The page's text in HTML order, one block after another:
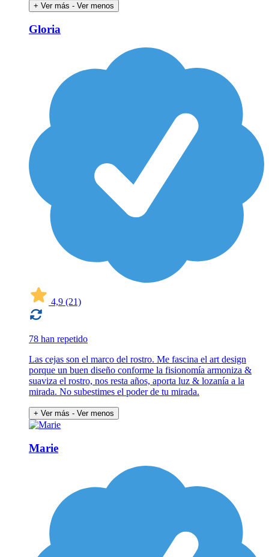
+ Ver más - Ver menos
Gloria
4,9 (21)
78 han repetido
Las cejas son el marco del rostro. Me fascina el art design
porque un buen diseño conforme la fisionomía armoniza &
suaviza el rostro, nos resta años, aporta luz & lozanía a la
mirada. No subestimes el poder de tu mirada.
+ Ver más - Ver menos
Marie